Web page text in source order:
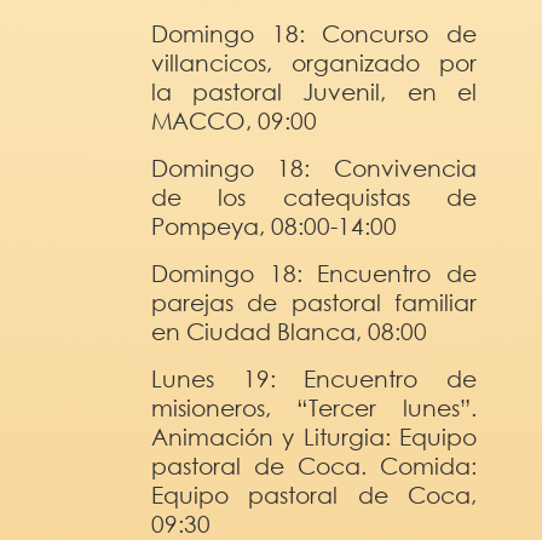
Domingo 18: Concurso de
villancicos, organizado por
la pastoral Juvenil, en el
MACCO, 09:00
Domingo 18: Convivencia
de los catequistas de
Pompeya, 08:00-14:00
Domingo 18: Encuentro de
parejas de pastoral familiar
en Ciudad Blanca, 08:00
Lunes 19: Encuentro de
misioneros, “Tercer lunes”.
Animación y Liturgia: Equipo
pastoral de Coca. Comida:
Equipo pastoral de Coca,
09:30